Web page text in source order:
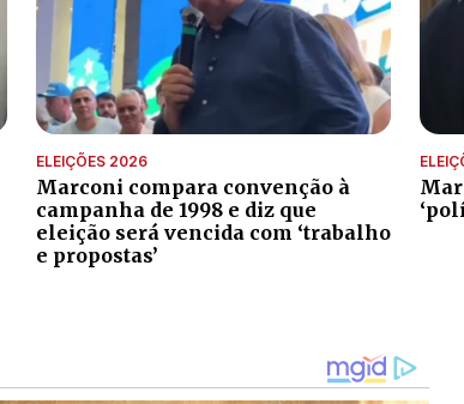
ELEIÇÕES 2026
Marconi compara convenção à
campanha de 1998 e diz que
eleição será vencida com ‘trabalho
e propostas’